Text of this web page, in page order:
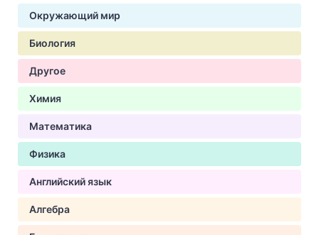
Окружающий мир
Биология
Другое
Химия
Математика
Физика
Английский язык
Алгебра